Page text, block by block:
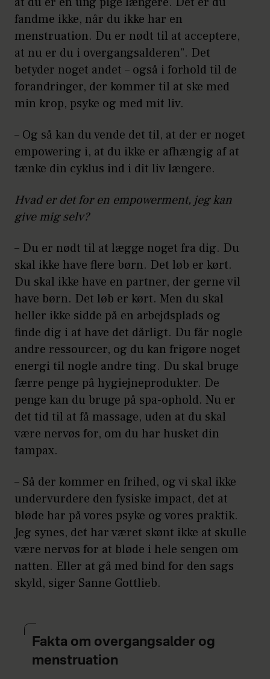
fandme ikke, når du ikke har en
menstruation. Du er nødt til at acceptere,
at nu er du i overgangsalderen”. Det
betyder noget andet – også i forhold til de
forandringer, der kommer til at ske med
min krop, psyke og med mit liv.
– Og så kan du vende det til, at der er noget
empowering i, at du ikke er afhængig af at
tænke din cyklus ind i dit liv længere.
Hvad er det for en empowerment, jeg kan
give mig selv?
– Du er nødt til at lægge noget fra dig. Du
skal ikke have flere børn. Det løb er kørt.
Du skal ikke have en partner, der gerne vil
have børn. Det løb er kørt. Men du skal
heller ikke sidde på en arbejdsplads og
finde dig i at have det dårligt. Du får nogle
andre ressourcer, og du kan frigøre noget
energi til nogle andre ting. Du skal bruge
færre penge på hygiejneprodukter. De
penge kan du bruge på spa-ophold. Nu er
det tid til at få massage, uden at du skal
være nervøs for, om du har husket din
tampax.
– Så der kommer en frihed, og vi skal ikke
undervurdere den fysiske impact, det at
bløde har på vores psyke og vores praktik.
Jeg synes, det har været skønt ikke at skulle
være nervøs for at bløde i hele sengen om
natten. Eller at gå med bind for den sags
skyld, siger Sanne Gottlieb.
Fakta om overgangsalder og
menstruation